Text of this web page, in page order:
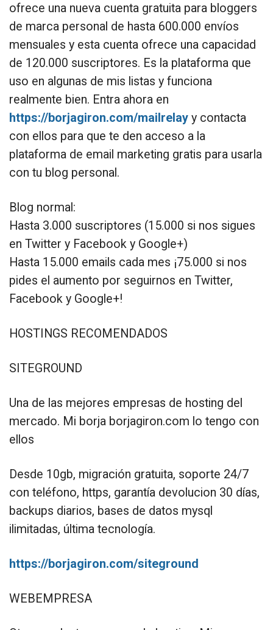
ofrece una nueva cuenta gratuita para bloggers
de marca personal de hasta 600.000 envíos
mensuales y esta cuenta ofrece una capacidad
de 120.000 suscriptores. Es la plataforma que
uso en algunas de mis listas y funciona
realmente bien. Entra ahora en
https://borjagiron.com/mailrelay y contacta
con ellos para que te den acceso a la
plataforma de email marketing gratis para usarla
con tu blog personal.
Blog normal:
Hasta 3.000 suscriptores (15.000 si nos sigues
en Twitter y Facebook y Google+)
Hasta 15.000 emails cada mes ¡75.000 si nos
pides el aumento por seguirnos en Twitter,
Facebook y Google+!
HOSTINGS RECOMENDADOS
SITEGROUND
Una de las mejores empresas de hosting del
mercado. Mi borja borjagiron.com lo tengo con
ellos
Desde 10gb, migración gratuita, soporte 24/7
con teléfono, https, garantía devolucion 30 días,
backups diarios, bases de datos mysql
ilimitadas, última tecnología.
https://borjagiron.com/siteground
WEBEMPRESA